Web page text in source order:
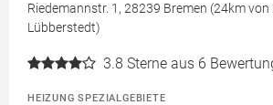
Riedemannstr. 1, 28239 Bremen (24km von
Lübberstedt)
3.8 Sterne aus 6
HEIZUNG SPEZIALGEBIETE